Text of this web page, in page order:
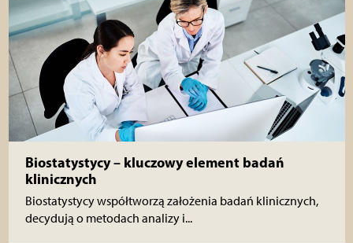
Biostatystycy – kluczowy element badań
klinicznych
Biostatystycy współtworzą założenia badań klinicznych,
decydują o metodach analizy i...